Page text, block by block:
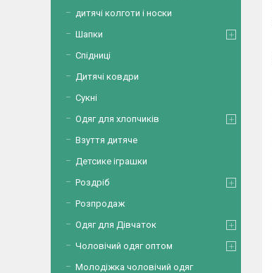
дитячі колготи і носки
Шапки
Спідниці
Дитячі ковдри
Сукні
Одяг для хлопчиків
Взуття дитяче
Детсике іграшки
Роздріб
Розпродаж
Одяг для Дівчаток
Чоловічий одяг оптом
Молодіжка чоловічий одяг